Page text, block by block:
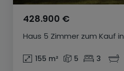
Haus 5 Zimmer zum Kauf in
428.900 €
155 m² 5 3